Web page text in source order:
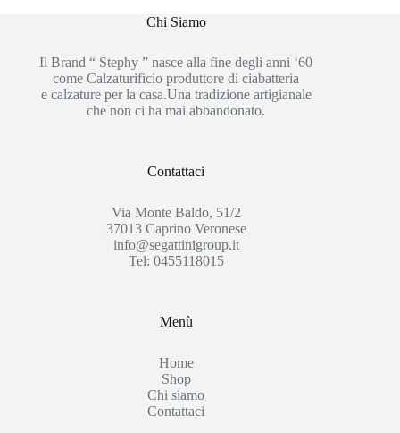
Chi Siamo
Il Brand “ Stephy ” nasce alla fine degli anni ‘60
come Calzaturificio produttore di ciabatteria
e calzature per la casa.Una tradizione artigianale
che non ci ha mai abbandonato.
Contattaci
Via Monte Baldo, 51/2
37013 Caprino Veronese
info@segattinigroup.it
Tel: 0455118015
Menù
Home
Shop
Chi siamo
Contattaci